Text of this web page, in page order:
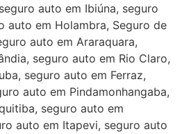
auto em Ibiúna, seguro
auto em Holambra, Seguro de
auto em Araraquara,
seguro auto em Rio Claro,
seguro auto em Ferraz,
auto em Pindamonhangaba,
seguro auto em
auto em Itapevi, seguro auto